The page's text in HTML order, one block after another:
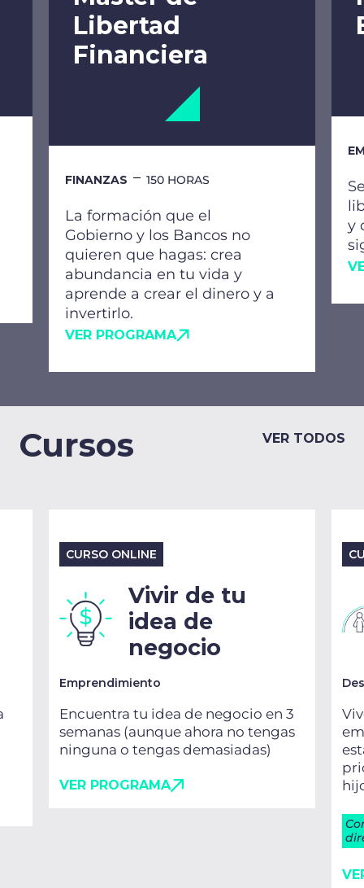
Libertad
Financiera
FINANZAS 150 HORAS
La formación que el
Gobierno y los Bancos no
quieren que hagas: crea
abundancia en tu vida y
aprende a crear el dinero y a
invertirlo.
VER PROGRAMA
y
Cursos VER TODOS
CURSO ONLINE
Vivir de tu
idea de
negocio
Emprendimiento
Encuentra tu idea de negocio en 3
semanas (aunque ahora no tengas
ninguna o tengas demasiadas)
VER PROGRAMA